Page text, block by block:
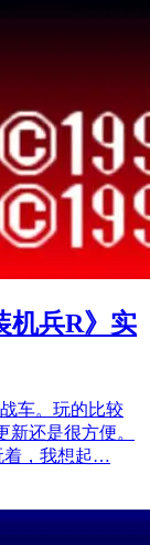
机兵R》实
车。玩的比较
还是很方便。
着，我想起…